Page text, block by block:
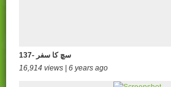
137- سچ کا سفر
16,914 views | 6 years ago